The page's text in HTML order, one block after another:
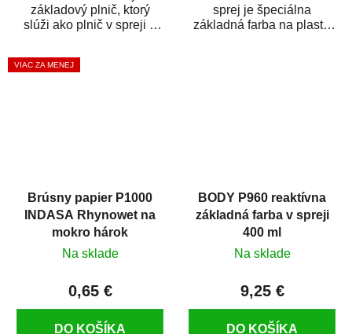
základový plnič, ktorý
slúži ako plnič v spreji a
zároveň. HB BODY...
sprej je špeciálna
základná farba na plasty,
VIAC ZA MENEJ
Brúsny papier P1000
INDASA Rhynowet na
mokro hárok
Na sklade
0,65 €
DO KOŠÍKA
BODY P960 reaktívna
základná farba v spreji
400 ml
Na sklade
9,25 €
DO KOŠÍKA